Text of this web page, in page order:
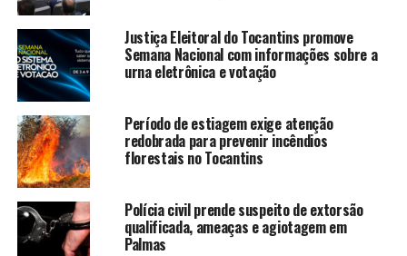
Justiça Eleitoral do Tocantins promove
Semana Nacional com informações sobre a
urna eletrônica e votação
Período de estiagem exige atenção
redobrada para prevenir incêndios
florestais no Tocantins
Polícia civil prende suspeito de extorsão
qualificada, ameaças e agiotagem em
Palmas